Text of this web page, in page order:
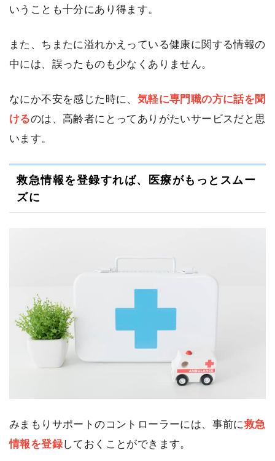
いうことも十分にあり得ます。
また、ちまたに溢れかえっている健康に関する情報の
中には、誤ったものも少なくありません。
なにか不安を感じた時に、 気軽に専門職の方に話を聞
けるのは、高齢者にとってありがたいサービスだと思
います。
救急情報を登録すれば、医療がもっとスムー
ズに
みまもりサポートのコントローラーには、事前に救急
情報を登録しておくことができます。